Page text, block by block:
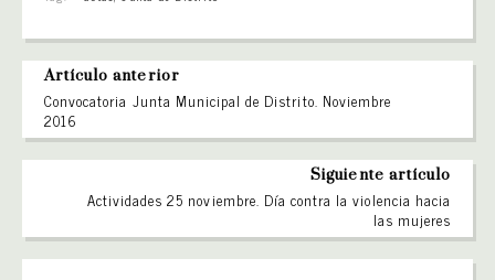
Artículo anterior
Convocatoria Junta Municipal de Distrito. Noviembre
2016
Siguiente artículo
Actividades 25 noviembre. Día contra la violencia hacia
las mujeres